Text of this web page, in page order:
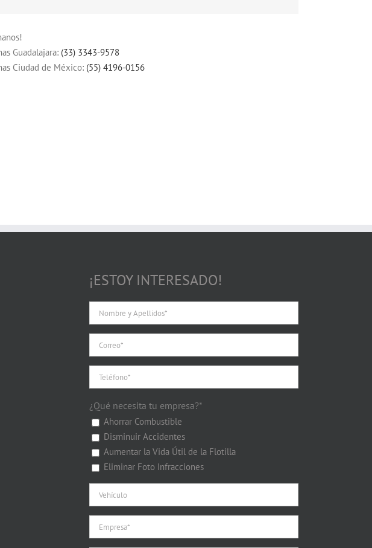
Guadalajara: (33) 3343-9578
Ciudad de México: (55) 4196-0156
¡ESTOY INTERESADO!
¿Qué necesita tu empresa?*
Ahorrar Combustible
Disminuir Accidentes
Aumentar la Vida Útil de la Flotilla
Eliminar Foto Infracciones